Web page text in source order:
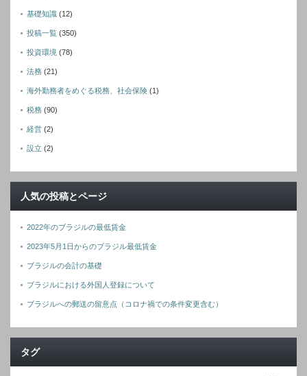
基礎知識 (12)
投稿一覧 (350)
投資環境 (78)
法務 (21)
海外勤務者をめぐる税務、社会保険 (1)
税務 (90)
経営 (2)
設立 (2)
人気の投稿とページ
2022年のブラジルの最低賃金
2023年5月1日からのブラジル最低賃金
ブラジルの会計の基礎
ブラジルにおける外国人登録について
ブラジルへの郵送の留意点（コロナ禍での条件変更含む）
タグ